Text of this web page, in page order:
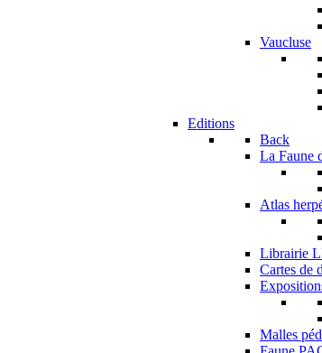
Vaucluse
Editions
Back
La Faune
Atlas
Librairie
Cartes de
Malles